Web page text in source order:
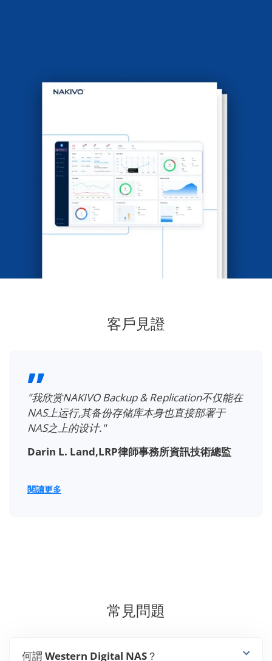
客戶見證
"我欣赏NAKIVO Backup & Replication不仅能在
NAS上运行,其备份存储库本身也直接部署于
NAS之上的设计."
Darin L. Land,LRP律師事務所資訊技術總監
閱讀更多
常見問題
何謂 Western Digital NAS？